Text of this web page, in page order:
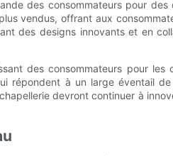
des consommateurs pour
vendus, offrant aux
des designs innovants et en
des consommateurs pour
à un large éventail
devront continuer à